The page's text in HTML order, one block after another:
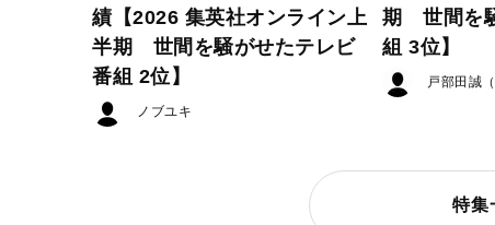
績【2026 集英社オンライン上
半期 世間を騒がせたテレビ
番組 2位】
ノブユキ
期 世間を
組 3位】
戸部田誠
特集